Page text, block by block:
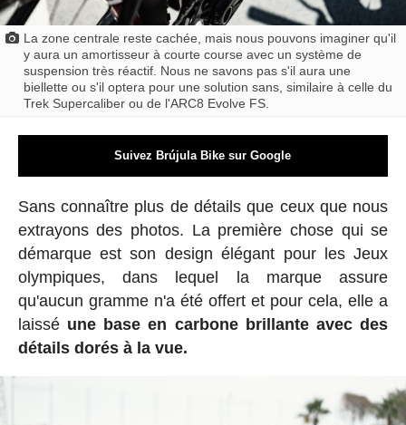
La zone centrale reste cachée, mais nous pouvons imaginer qu'il
y aura un amortisseur à courte course avec un système de
suspension très réactif. Nous ne savons pas s'il aura une
biellette ou s'il optera pour une solution sans, similaire à celle du
Trek Supercaliber ou de l'ARC8 Evolve FS.
Suivez Brújula Bike sur Google
Sans connaître plus de détails que ceux que nous
extrayons des photos. La première chose qui se
démarque est son design élégant pour les Jeux
olympiques, dans lequel la marque assure
qu'aucun gramme n'a été offert et pour cela, elle a
laissé une base en carbone brillante avec des
détails dorés à la vue.